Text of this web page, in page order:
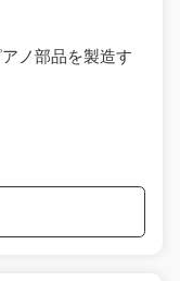
ノ部品を製造す